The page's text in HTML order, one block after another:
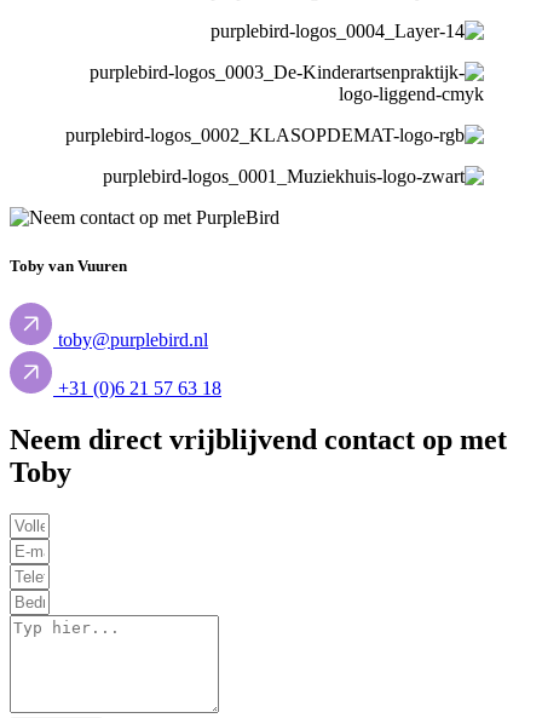
Toby van Vuuren
toby@purplebird.nl
+31 (0)6 21 57 63 18
Neem direct vrijblijvend contact op met
Toby